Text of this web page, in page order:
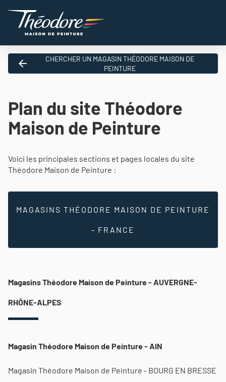
CHERCHER UN MAGASIN THÉODORE MAISON DE
PEINTURE
Plan du site Théodore
Maison de Peinture
Voici les principales sections et pages locales du site
Théodore Maison de Peinture :
MAGASINS THÉODORE MAISON DE PEINTURE
- FRANCE
Magasins Théodore Maison de Peinture - AUVERGNE-
RHÔNE-ALPES
Magasin Théodore Maison de Peinture - AIN
Magasin Théodore Maison de Peinture - BOURG EN BRESSE